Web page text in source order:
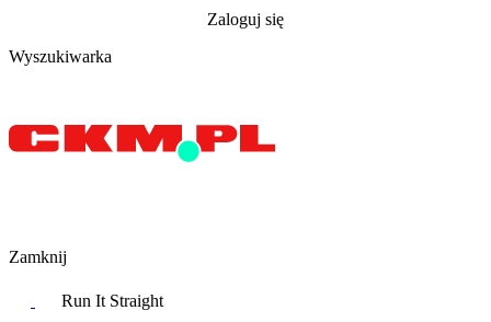
Zaloguj się
Wyszukiwarka
Zamknij
Run It Straight